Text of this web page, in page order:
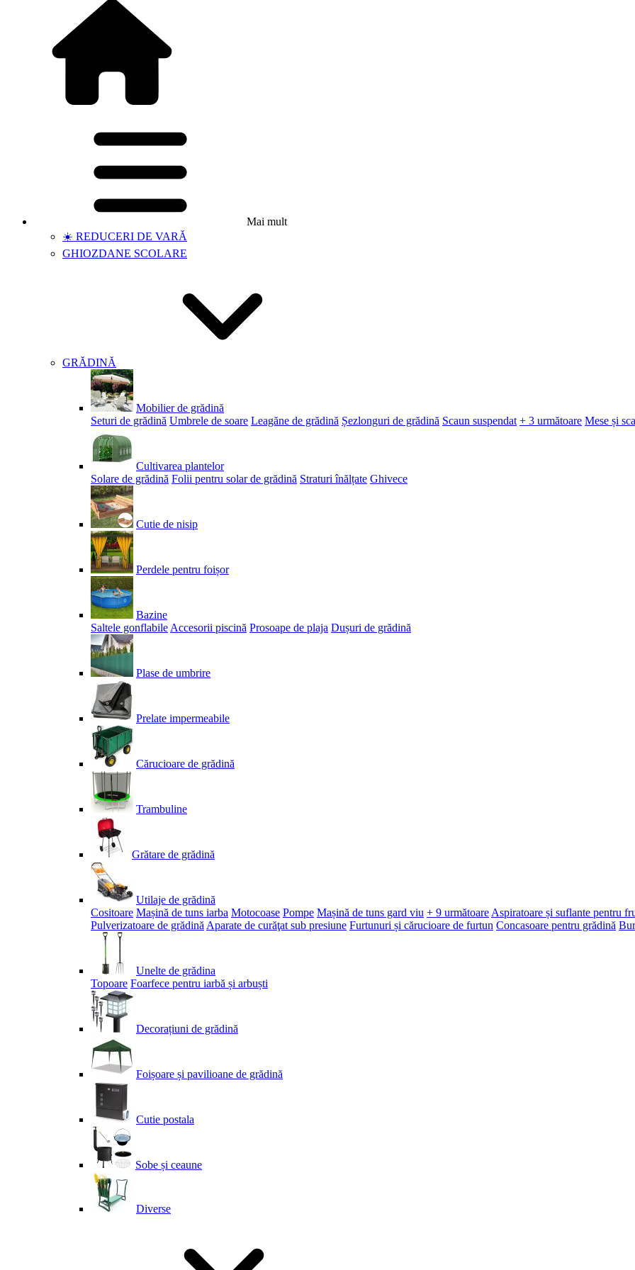
Mai mult
☀️ REDUCERI DE VARĂ
GHIOZDANE SCOLARE
GRĂDINĂ
Mobilier de grădină
Seturi de grădină Umbrele de soare Leagăne de grădină Șezlonguri de grădină Scaun suspendat + 3 următoare Mese și
Cultivarea plantelor
Solare de grădină Folii pentru solar de grădină Straturi înălțate Ghivece
Cutie de nisip
Perdele pentru foișor
Bazine
Saltele gonflabile Accesorii piscină Prosoape de plaja Dușuri de grădină
Plase de umbrire
Prelate impermeabile
Cărucioare de grădină
Trambuline
Grătare de grădină
Utilaje de grădină
Cositoare Mașină de tuns iarba Motocoase Pompe Mașină de tuns gard viu + 9 următoare Aspiratoare și suflante pentru
Pulverizatoare de grădină Aparate de curăţat sub presiune Furtunuri și cărucioare de furtun Concasoare pentru grădină
Unelte de grădina
Topoare Foarfece pentru iarbă și arbuști
Decorațiuni de grădină
Foișoare și pavilioane de grădină
Cutie postala
Sobe și ceaune
Diverse